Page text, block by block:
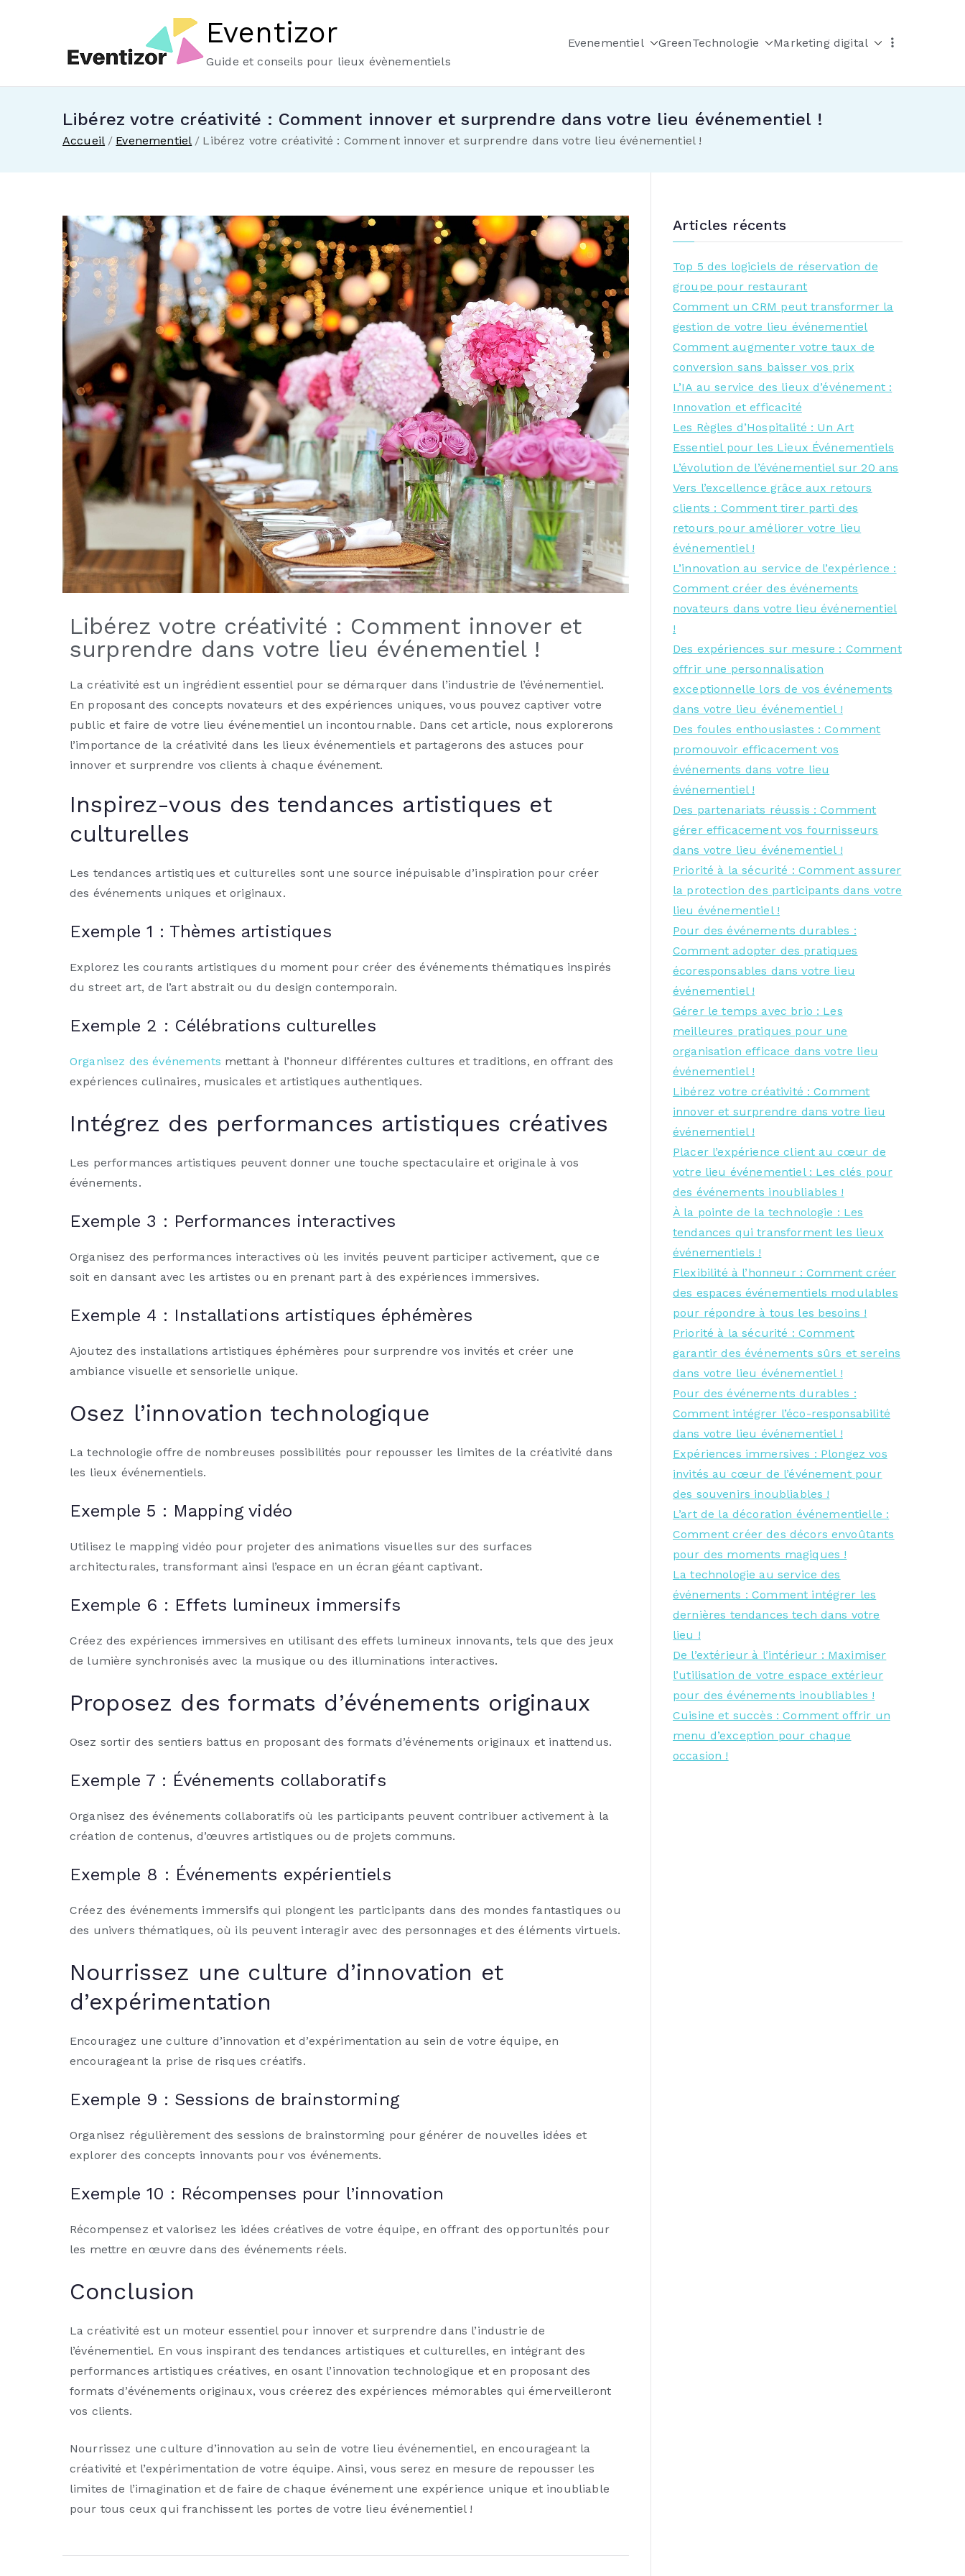
Eventizor
Guide et conseils pour lieux évènementiels
Evenementiel GreenTechnologie Marketing digital
Libérez votre créativité : Comment innover et surprendre dans votre lieu événementiel !
Accueil Evenementiel Libérez votre créativité : Comment innover et surprendre dans votre lieu événementiel !
Libérez votre créativité : Comment innover et
surprendre dans votre lieu événementiel !
La créativité est un ingrédient essentiel pour se démarquer dans l’industrie de l’événementiel.
En proposant des concepts novateurs et des expériences uniques, vous pouvez captiver votre
public et faire de votre lieu événementiel un incontournable. Dans cet article, nous explorerons
l’importance de la créativité dans les lieux événementiels et partagerons des astuces pour
innover et surprendre vos clients à chaque événement.
Inspirez-vous des tendances artistiques et
culturelles
Les tendances artistiques et culturelles sont une source inépuisable d’inspiration pour créer
des événements uniques et originaux.
Exemple 1 : Thèmes artistiques
Explorez les courants artistiques du moment pour créer des événements thématiques inspirés
du street art, de l’art abstrait ou du design contemporain.
Exemple 2 : Célébrations culturelles
Organisez des événements mettant à l’honneur différentes cultures et traditions, en offrant des
expériences culinaires, musicales et artistiques authentiques.
Intégrez des performances artistiques créatives
Les performances artistiques peuvent donner une touche spectaculaire et originale à vos
événements.
Exemple 3 : Performances interactives
Organisez des performances interactives où les invités peuvent participer activement, que ce
soit en dansant avec les artistes ou en prenant part à des expériences immersives.
Exemple 4 : Installations artistiques éphémères
Ajoutez des installations artistiques éphémères pour surprendre vos invités et créer une
ambiance visuelle et sensorielle unique.
Osez l’innovation technologique
La technologie offre de nombreuses possibilités pour repousser les limites de la créativité dans
les lieux événementiels.
Exemple 5 : Mapping vidéo
Utilisez le mapping vidéo pour projeter des animations visuelles sur des surfaces
architecturales, transformant ainsi l’espace en un écran géant captivant.
Exemple 6 : Effets lumineux immersifs
Créez des expériences immersives en utilisant des effets lumineux innovants, tels que des jeux
de lumière synchronisés avec la musique ou des illuminations interactives.
Proposez des formats d’événements originaux
Osez sortir des sentiers battus en proposant des formats d’événements originaux et inattendus.
Exemple 7 : Événements collaboratifs
Organisez des événements collaboratifs où les participants peuvent contribuer activement à la
création de contenus, d’œuvres artistiques ou de projets communs.
Exemple 8 : Événements expérientiels
Créez des événements immersifs qui plongent les participants dans des mondes fantastiques ou
des univers thématiques, où ils peuvent interagir avec des personnages et des éléments virtuels.
Nourrissez une culture d’innovation et
d’expérimentation
Encouragez une culture d’innovation et d’expérimentation au sein de votre équipe, en
encourageant la prise de risques créatifs.
Exemple 9 : Sessions de brainstorming
Organisez régulièrement des sessions de brainstorming pour générer de nouvelles idées et
explorer des concepts innovants pour vos événements.
Exemple 10 : Récompenses pour l’innovation
Récompensez et valorisez les idées créatives de votre équipe, en offrant des opportunités pour
les mettre en œuvre dans des événements réels.
Conclusion
La créativité est un moteur essentiel pour innover et surprendre dans l’industrie de
l’événementiel. En vous inspirant des tendances artistiques et culturelles, en intégrant des
performances artistiques créatives, en osant l’innovation technologique et en proposant des
formats d’événements originaux, vous créerez des expériences mémorables qui émerveilleront
vos clients.
Nourrissez une culture d’innovation au sein de votre lieu événementiel, en encourageant la
créativité et l’expérimentation de votre équipe. Ainsi, vous serez en mesure de repousser les
limites de l’imagination et de faire de chaque événement une expérience unique et inoubliable
pour tous ceux qui franchissent les portes de votre lieu événementiel !
Articles récents
Top 5 des logiciels de réservation de
groupe pour restaurant
Comment un CRM peut transformer la
gestion de votre lieu événementiel
Comment augmenter votre taux de
conversion sans baisser vos prix
L’IA au service des lieux d’événement :
Innovation et efficacité
Les Règles d’Hospitalité : Un Art
Essentiel pour les Lieux Événementiels
L’évolution de l’événementiel sur 20 ans
Vers l’excellence grâce aux retours
clients : Comment tirer parti des
retours pour améliorer votre lieu
événementiel !
L’innovation au service de l’expérience :
Comment créer des événements
novateurs dans votre lieu événementiel
!
Des expériences sur mesure : Comment
offrir une personnalisation
exceptionnelle lors de vos événements
dans votre lieu événementiel !
Des foules enthousiastes : Comment
promouvoir efficacement vos
événements dans votre lieu
événementiel !
Des partenariats réussis : Comment
gérer efficacement vos fournisseurs
dans votre lieu événementiel !
Priorité à la sécurité : Comment assurer
la protection des participants dans votre
lieu événementiel !
Pour des événements durables :
Comment adopter des pratiques
écoresponsables dans votre lieu
événementiel !
Gérer le temps avec brio : Les
meilleures pratiques pour une
organisation efficace dans votre lieu
événementiel !
Libérez votre créativité : Comment
innover et surprendre dans votre lieu
événementiel !
Placer l’expérience client au cœur de
votre lieu événementiel : Les clés pour
des événements inoubliables !
À la pointe de la technologie : Les
tendances qui transforment les lieux
événementiels !
Flexibilité à l’honneur : Comment créer
des espaces événementiels modulables
pour répondre à tous les besoins !
Priorité à la sécurité : Comment
garantir des événements sûrs et sereins
dans votre lieu événementiel !
Pour des événements durables :
Comment intégrer l’éco-responsabilité
dans votre lieu événementiel !
Expériences immersives : Plongez vos
invités au cœur de l’événement pour
des souvenirs inoubliables !
L’art de la décoration événementielle :
Comment créer des décors envoûtants
pour des moments magiques !
La technologie au service des
événements : Comment intégrer les
dernières tendances tech dans votre
lieu !
De l’extérieur à l’intérieur : Maximiser
l’utilisation de votre espace extérieur
pour des événements inoubliables !
Cuisine et succès : Comment offrir un
menu d’exception pour chaque
occasion !